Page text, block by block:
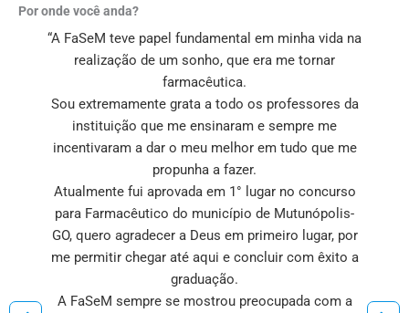
Por onde você anda?
“A FaSeM teve papel fundamental em minha vida na
realização de um sonho, que era me tornar
farmacêutica.
Sou extremamente grata a todo os professores da
instituição que me ensinaram e sempre me
incentivaram a dar o meu melhor em tudo que me
propunha a fazer.
Atualmente fui aprovada em 1° lugar no concurso
para Farmacêutico do município de Mutunópolis-
GO, quero agradecer a Deus em primeiro lugar, por
me permitir chegar até aqui e concluir com êxito a
graduação.
A FaSeM sempre se mostrou preocupada com a